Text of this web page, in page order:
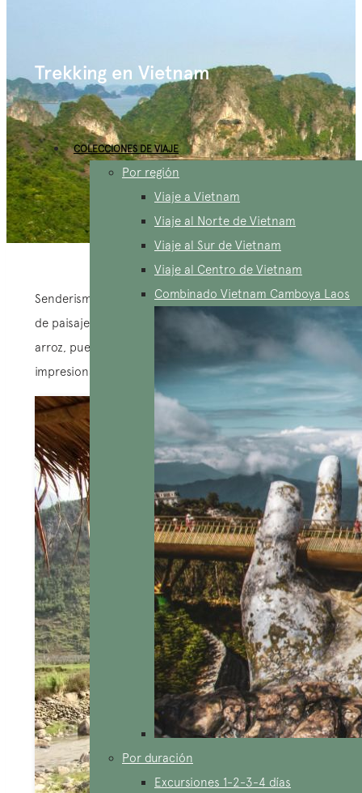
COLECCIONES DE VIAJE
Por región
Viaje a Vietnam
Viaje al Norte de Vietnam
Viaje al Sur de Vietnam
Viaje al Centro de Vietnam
Combinado Vietnam Camboya Laos
Por duración
Excursiones 1-2-3-4 días
Trekking en Vietnam
Senderismo en Vietnam: una aventura en el corazón
de paisajes impresionantes, montañas, terrazas de
arroz, pueblos, parques nacionales, cuevas
impresionantes…